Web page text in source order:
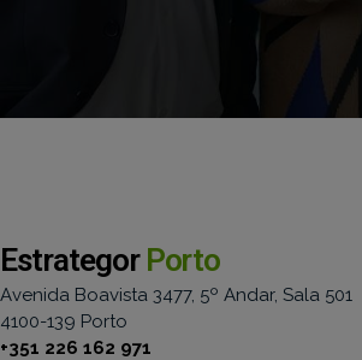
Estrategor Porto
Avenida Boavista 3477, 5º Andar, Sala 501
4100-139 Porto
+351 226 162 971